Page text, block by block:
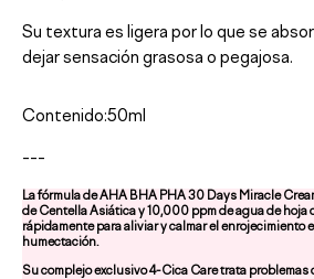
Su textura es ligera por lo que se
dejar sensación grasosa o pegajosa.
Contenido:50ml
---
La fórmula de AHA BHA PHA 30 Days Miracle
de Centella Asiática y 10,000 ppm de agua de hoja
rápidamente para aliviar y calmar el enrojecimiento
humectación.
Su complejo exclusivo 4-Cica Care trata problemas